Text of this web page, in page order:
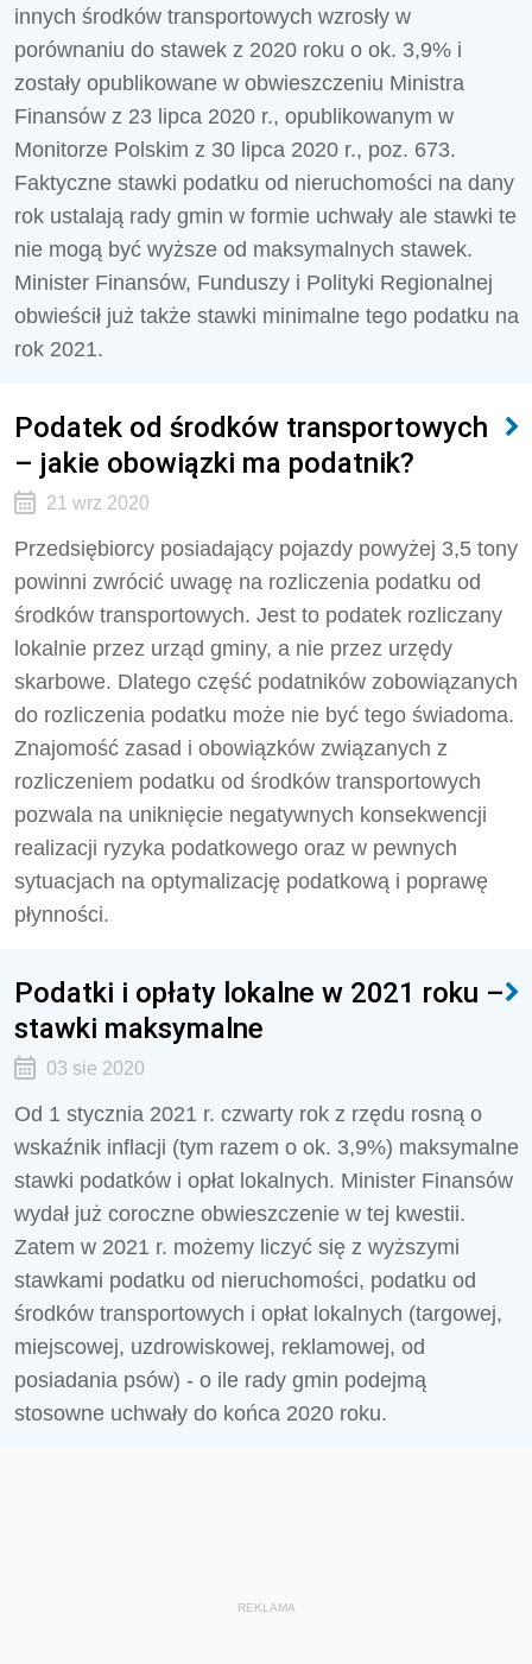
innych środków transportowych wzrosły w
porównaniu do stawek z 2020 roku o ok. 3,9% i
zostały opublikowane w obwieszczeniu Ministra
Finansów z 23 lipca 2020 r., opublikowanym w
Monitorze Polskim z 30 lipca 2020 r., poz. 673.
Faktyczne stawki podatku od nieruchomości na dany
rok ustalają rady gmin w formie uchwały ale stawki te
nie mogą być wyższe od maksymalnych stawek.
Minister Finansów, Funduszy i Polityki Regionalnej
obwieścił już także stawki minimalne tego podatku na
rok 2021.
Podatek od środków transportowych
– jakie obowiązki ma podatnik?
21 wrz 2020
Przedsiębiorcy posiadający pojazdy powyżej 3,5 tony
powinni zwrócić uwagę na rozliczenia podatku od
środków transportowych. Jest to podatek rozliczany
lokalnie przez urząd gminy, a nie przez urzędy
skarbowe. Dlatego część podatników zobowiązanych
do rozliczenia podatku może nie być tego świadoma.
Znajomość zasad i obowiązków związanych z
rozliczeniem podatku od środków transportowych
pozwala na uniknięcie negatywnych konsekwencji
realizacji ryzyka podatkowego oraz w pewnych
sytuacjach na optymalizację podatkową i poprawę
płynności.
Podatki i opłaty lokalne w 2021 roku –
stawki maksymalne
03 sie 2020
Od 1 stycznia 2021 r. czwarty rok z rzędu rosną o
wskaźnik inflacji (tym razem o ok. 3,9%) maksymalne
stawki podatków i opłat lokalnych. Minister Finansów
wydał już coroczne obwieszczenie w tej kwestii.
Zatem w 2021 r. możemy liczyć się z wyższymi
stawkami podatku od nieruchomości, podatku od
środków transportowych i opłat lokalnych (targowej,
miejscowej, uzdrowiskowej, reklamowej, od
posiadania psów) - o ile rady gmin podejmą
stosowne uchwały do końca 2020 roku.
REKLAMA